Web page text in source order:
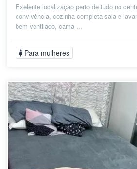
Exelente localização perto de tudo no
convivência, cozinha completa sala e
bem ventilado, cama ...
Para mulheres